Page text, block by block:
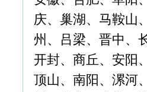
庆、巢湖、马鞍山
州、吕梁、晋中、
开封、商丘、安阳
顶山、南阳、漯河